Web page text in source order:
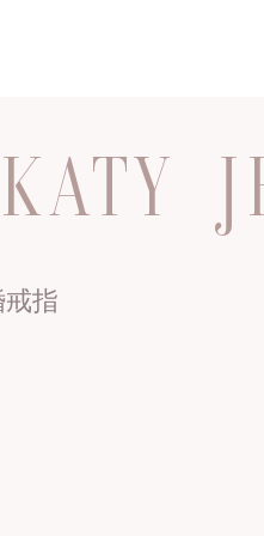
指
KATY